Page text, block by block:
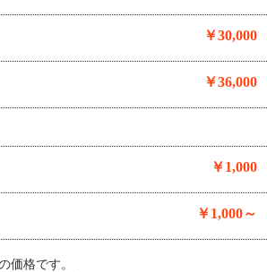
￥30,000
￥36,000
￥1,000
￥1,000～
価格です。